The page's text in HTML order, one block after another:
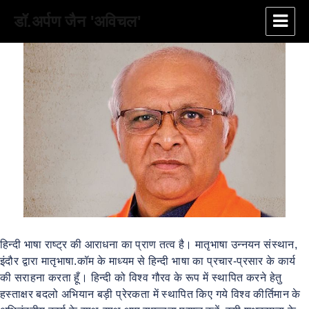
डॉ.अर्पण जैन 'अविचल'
हिन्दी भाषा राष्ट्र की आराधना का प्राण तत्व है। मातृभाषा उन्नयन संस्थान,
इंदौर द्वारा मातृभाषा.कॉम के माध्यम से हिन्दी भाषा का प्रचार-प्रसार के कार्य
की सराहना करता हूँ। हिन्दी को विश्व गौरव के रूप में स्थापित करने हेतु
हस्ताक्षर बदलो अभियान बड़ी प्रेरकता में स्थापित किए गये विश्व कीर्तिमान के